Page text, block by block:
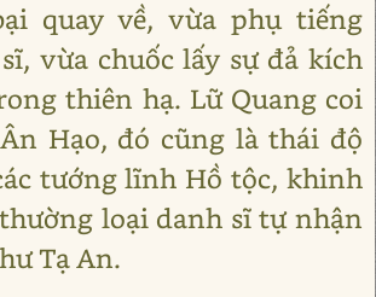
quay về, vừa phụ tiếng
vừa chuốc lấy sự đả kích
thiên hạ. Lữ Quang coi
Hạo, đó cũng là thái độ
tướng lĩnh Hồ tộc, khinh
loại danh sĩ tự nhận
Tạ An.